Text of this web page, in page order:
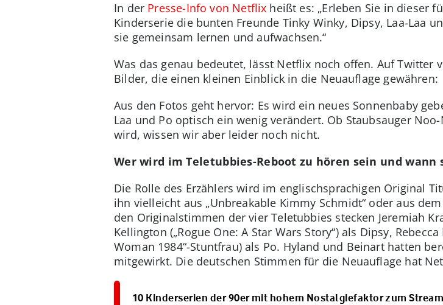
In der Presse-Info von Netflix heißt es: „Erleben Sie in dieser
Kinderserie die bunten Freunde Tinky Winky, Dipsy, Laa-Laa
sie gemeinsam lernen und aufwachsen.“
Was das genau bedeutet, lässt Netflix noch offen. Auf Twitter
Bilder, die einen kleinen Einblick in die Neuauflage gewähren:
Aus den Fotos geht hervor: Es wird ein neues Sonnenbaby
Laa und Po optisch ein wenig verändert. Ob Staubsauger
wird, wissen wir aber leider noch nicht.
Wer wird im Teletubbies-Reboot zu hören sein und wann
Die Rolle des Erzählers wird im englischsprachigen Original
ihn vielleicht aus „Unbreakable Kimmy Schmidt“ oder aus
den Originalstimmen der vier Teletubbies stecken Jeremiah
Kellington („Rogue One: A Star Wars Story“) als Dipsy,
Woman 1984“-Stuntfrau) als Po. Hyland und Beinart hatten
mitgewirkt. Die deutschen Stimmen für die Neuauflage hat
10 Kinderserien der 90er mit hohem Nostalgiefaktor zum